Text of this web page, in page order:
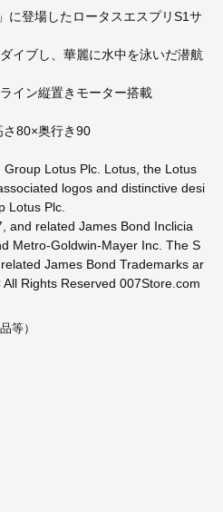
に登場したロータスエスプリS1サ
イブし、華麗に水中を泳いだ潜航
イン縦置きモーター搭載
80×奥行き90
Lotus Plc. Lotus, the Lotus
logos and distinctive desi
Lotus Plc.
and related James Bond Inclicia
Metro-Goldwin-Mayer Inc. The S
James Bond Trademarks ar
Rights Reserved 007Store.com
等）